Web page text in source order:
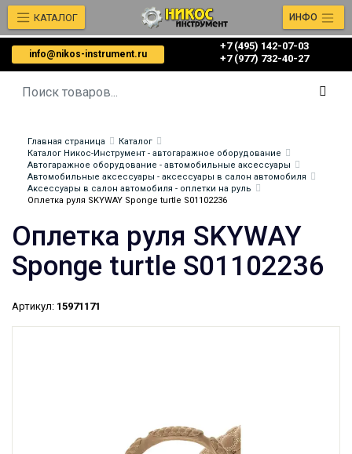
info@nikos-instrument.ru
+7 (495) 142-07-03
‎‎+7 (977) 732-40-27
КАТАЛОГ ИНФО
Главная страница
Каталог
Каталог Никос-Инструмент - автогаражное оборудование
Автогаражное оборудование - автомобильные аксессуары
Автомобильные аксессуары - аксессуары в салон автомобиля
Аксессуары в салон автомобиля - оплетки на руль
Оплетка руля SKYWAY Sponge turtle S01102236
Оплетка руля SKYWAY
Sponge turtle S01102236
Артикул: 15971171